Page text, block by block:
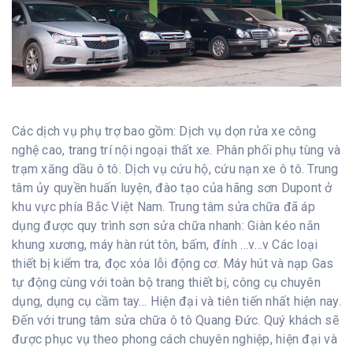
Các dịch vụ phụ trợ bao gồm: Dịch vụ dọn rửa xe công
nghệ cao, trang trí nội ngoại thất xe. Phân phối phụ tùng và
trạm xăng dầu ô tô. Dịch vụ cứu hộ, cứu nạn xe ô tô. Trung
tâm ủy quyền huấn luyện, đào tạo của hãng sơn Dupont ở
khu vực phía Bắc Việt Nam. Trung tâm sửa chữa đã áp
dụng được quy trình sơn sửa chữa nhanh: Giàn kéo nắn
khung xương, máy hàn rút tôn, bấm, đính …v…v Các loại
thiết bị kiểm tra, đọc xóa lỗi động cơ. Máy hút và nạp Gas
tự động cùng với toàn bộ trang thiết bị, công cụ chuyên
dụng, dụng cụ cầm tay… Hiện đại và tiên tiến nhất hiện nay.
Đến với trung tâm sửa chữa ô tô Quang Đức. Quý khách sẽ
được phục vụ theo phong cách chuyên nghiệp, hiện đại và